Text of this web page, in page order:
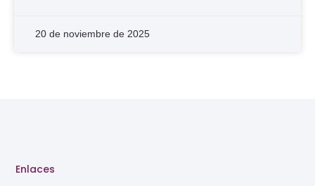
20 de noviembre de 2025
Enlaces